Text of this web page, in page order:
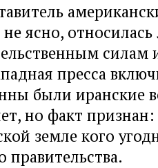
ясно,
силам
пресса
были иранские
но факт
земле кого
правительства.